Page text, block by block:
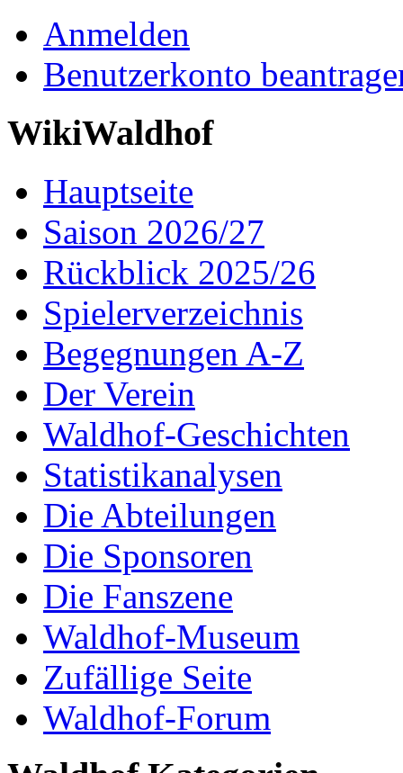
Anmelden
Benutzerkonto
WikiWaldhof
Hauptseite
Saison 2026/27
Rückblick 2025/26
Spielerverzeichnis
Begegnungen A-Z
Der Verein
Waldhof-Geschichten
Statistikanalysen
Die Abteilungen
Die Sponsoren
Die Fanszene
Waldhof-Museum
Zufällige Seite
Waldhof-Forum